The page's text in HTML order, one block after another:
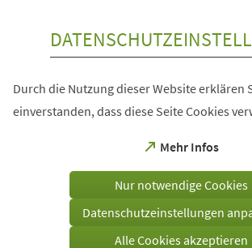
Durch die Nutzung dieser Website erklären
einverstanden, dass diese Seite Cookies
Mehr Infos
(Öffnet
einem
Tab)
Nur notwendige Cookies
Datenschutzeinstellungen
Alle Cookies akzeptieren